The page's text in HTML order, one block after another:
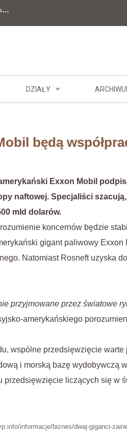
…
DZIAŁY
będą
Exxon Mobil
naftowej. Specjaliści
mld dolarów.
koncernów będzie
gigant paliwowy
Natomiast Rosneft uzyska
przyjmowane przez światowe
amerykańskiego
wspólne przedsięwzięcie
i morską bazę wydobywczą
przedsięwzięcie liczących się w
informacje/biznes/dwaj-giganci-